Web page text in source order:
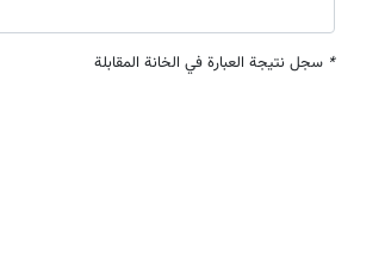
* سجل نتيجة العبارة في الخانة المقابلة